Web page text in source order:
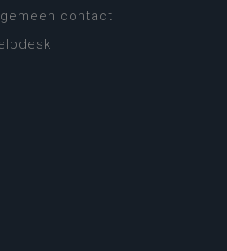
contact